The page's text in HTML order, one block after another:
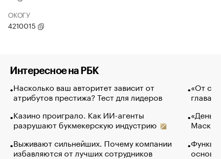
ОКОГУ
4210015
Интересное на РБК
Насколько ваш авторитет зависит от
атрибутов престижа? Тест для лидеров
Казино проиграло. Как ИИ-агенты
разрушают букмекерскую индустрию
Выживают сильнейших. Почему компании
избавляются от лучших сотрудников
«От
глава
Маск в
основ